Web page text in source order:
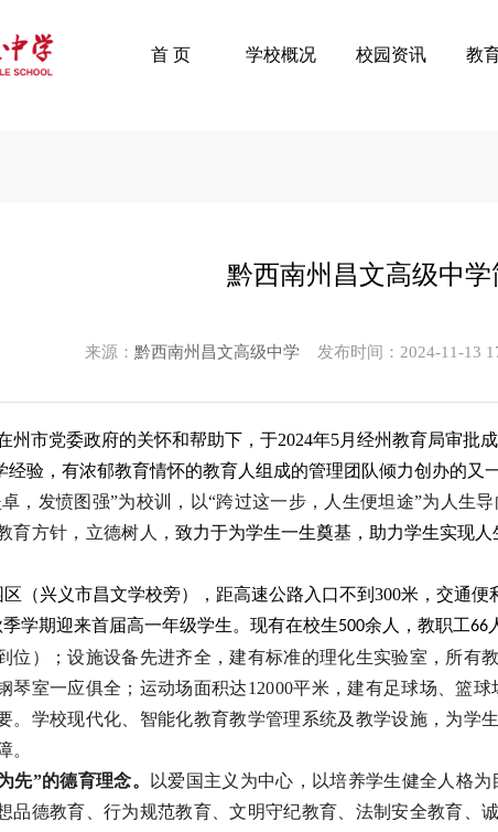
首 页 学校概况 校园资讯 教
黔西南州昌文高级中学
来源： 黔西南州昌文高级中学 发布时间：2024-11-13
州市党委政府的关怀和帮助下，于2024年5月经州教育局审批
经验，有浓郁教育情怀的教育人组成的管理团队倾力创办的又
，发愤图强”为校训，以“跨过这一步，人生便坦途”为人生
育方针，立德树人，致力于为学生一生奠基，助力学生实现人
（兴义市昌文学校旁），距高速公路入口不到 300米，交通便
学期迎来首届高一年级学生。现有在校生500余人，教职工66
位）；设施设备先进齐全，建有标准的理化生实验室，所有
琴室一应俱全；运动场面积达12000平米，建有足球场、篮
。学校现代化、智能化教育教学管理系统及教学设施，为学
。
先”的德育理念。
以爱国主义为中心，以培养学生健全人格
品德教育、行为规范教育、文明守纪教育、法制安全教育、